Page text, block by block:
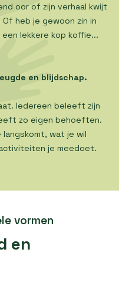
oor of zijn verhaal kwijt
heb je gewoon zin in
lekkere kop koffie...
en blijdschap.
Iedereen beleeft zijn
zo eigen behoeften.
wat je wil
je meedoet.
vormen
en